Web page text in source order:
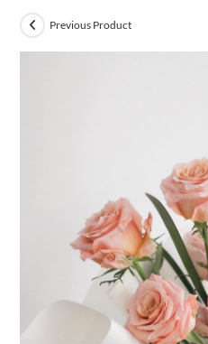
Previous Product